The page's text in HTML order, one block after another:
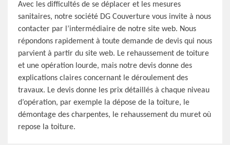
Avec les difficultés de se déplacer et les mesures
sanitaires, notre société DG Couverture vous invite à nous
contacter par l’intermédiaire de notre site web. Nous
répondons rapidement à toute demande de devis qui nous
parvient à partir du site web. Le rehaussement de toiture
et une opération lourde, mais notre devis donne des
explications claires concernant le déroulement des
travaux. Le devis donne les prix détaillés à chaque niveau
d’opération, par exemple la dépose de la toiture, le
démontage des charpentes, le rehaussement du muret où
repose la toiture.